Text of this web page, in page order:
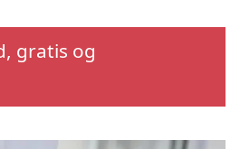
gratis og